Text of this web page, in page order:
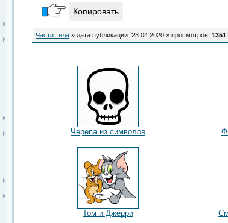
Копировать
Части тела » дата публикации: 23.04.2020 » просмотров: 1351
Черепа из символов
Том и Джерри